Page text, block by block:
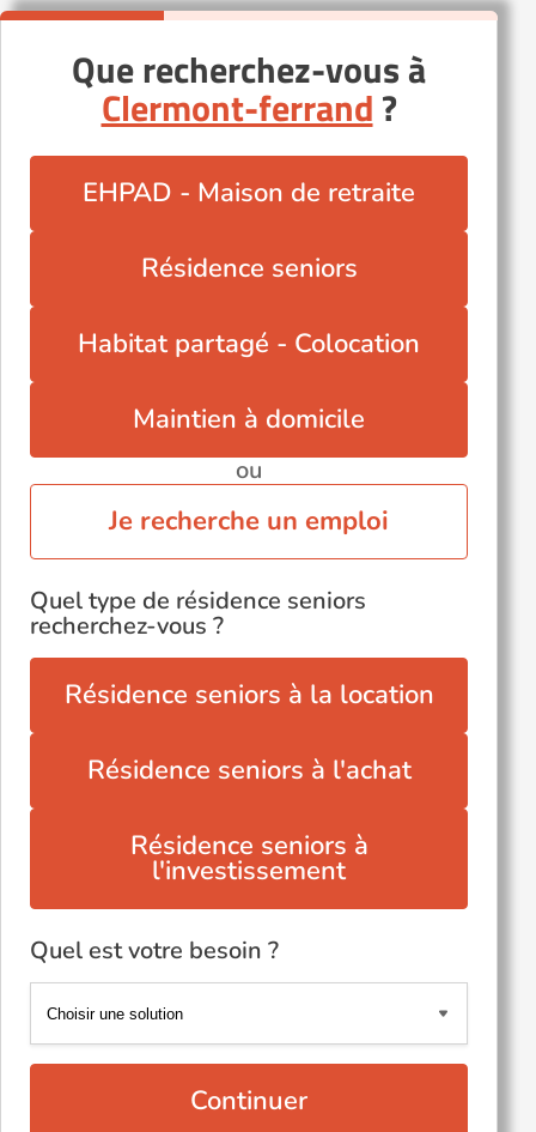
Que recherchez-vous à
Clermont-ferrand?
EHPAD - Maison de retraite
Résidence seniors
Habitat partagé - Colocation
Maintien à domicile
ou
Je recherche un emploi
Quel type de résidence seniors
recherchez-vous ?
Résidence seniors à la location
Résidence seniors à l'achat
Résidence seniors à
l'investissement
Quel est votre besoin ?
Continuer